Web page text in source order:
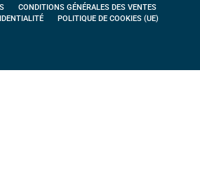
CONDITIONS GÉNÉRALES DES VENTES
POLITIQUE DE COOKIES (UE)